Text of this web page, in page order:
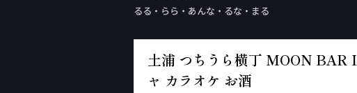
るる・らら・あんな・るな・まる
土浦 つちうら横丁 MOON BAR
ャ カラオケ お酒